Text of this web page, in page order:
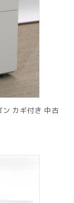
カギ付き 中古